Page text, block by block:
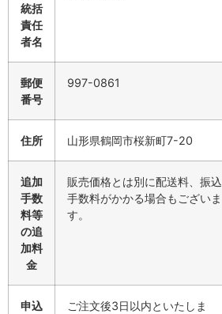
統括
責任
者名
郵便
番号
997-0861
住所 山形県鶴岡市桜新町7-20
追加
手数
料等
の追
加料
金
販売価格とは別に配送料、振込
手数料がかかる場合もございま
す。
申込
ご注文後3日以内といたしま